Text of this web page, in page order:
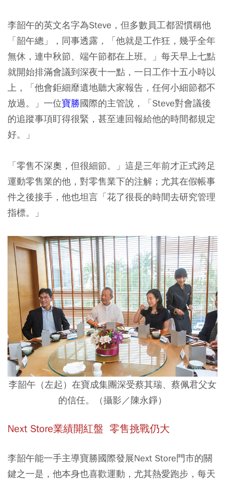
李韶午的英文名字為Steve，但多數員工都習慣稱他
「韶午總」，同事透露，「他就是工作狂，幾乎全年
無休，連中秋節、端午節都在上班。」每天早上七點
就開始排滿會議到深夜十一點，一日工作十五小時以
上，「他會鉅細靡遺地聽大家報告，任何小細節都不
放過。」一位寶勝國際的主管說，「Steve對會議後
的追蹤事項盯得很緊，甚至連回報給他的時間都規定
好。」
「零售不深奧，但很細節。」這是三年前才正式跨足
運動零售業的他，對零售業下的注解；尤其在假帳事
件之後接手，他也坦言「花了很長的時間去研究管理
指標。」
李韶午（左起）在寶成集團深受蔡其瑞、蔡佩君父女
的信任。（攝影／陳永錚）
Next Store業績開紅盤 零售挑戰仍大
李韶午能一手主導寶勝國際發展Next Store門市的關
鍵之一是，他本身也喜歡運動，尤其熱愛跑步，每天